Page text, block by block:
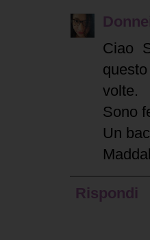
Ciao
volte.
Sono
Un
Rispondi